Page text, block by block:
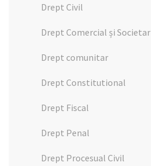
Drept Civil
Drept Comercial și Societar
Drept comunitar
Drept Constitutional
Drept Fiscal
Drept Penal
Drept Procesual Civil